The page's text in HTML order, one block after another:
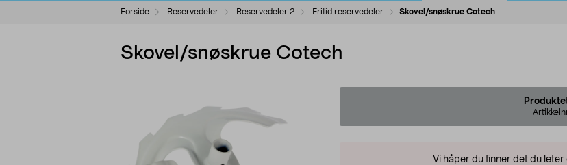
Forside Reservedeler Reservedeler 2 Fritid reservedeler Skovel/snøskrue Cotech
Skovel/snøskrue Cotech
Vi håper du finner det du